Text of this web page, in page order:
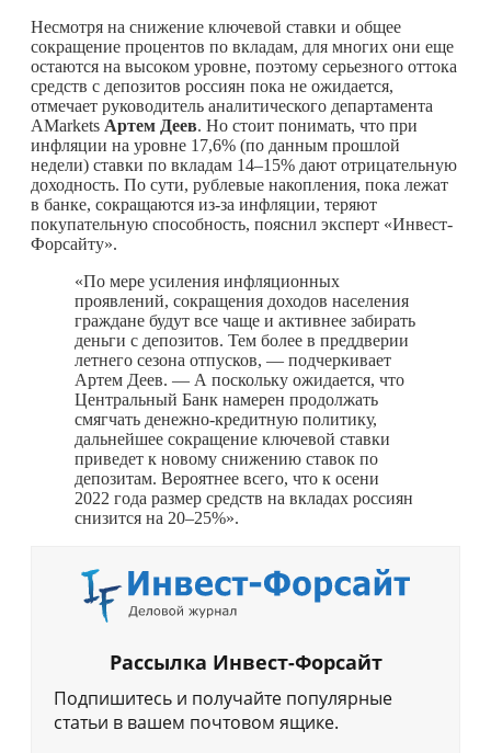
Несмотря на снижение ключевой ставки и общее
сокращение процентов по вкладам, для многих они еще
остаются на высоком уровне, поэтому серьезного оттока
средств с депозитов россиян пока не ожидается,
отмечает руководитель аналитического департамента
AMarkets Артем Деев. Но стоит понимать, что при
инфляции на уровне 17,6% (по данным прошлой
недели) ставки по вкладам 14–15% дают отрицательную
доходность. По сути, рублевые накопления, пока лежат
в банке, сокращаются из-за инфляции, теряют
покупательную способность, пояснил эксперт «Инвест-
Форсайту».
«По мере усиления инфляционных
проявлений, сокращения доходов населения
граждане будут все чаще и активнее забирать
деньги с депозитов. Тем более в преддверии
летнего сезона отпусков, — подчеркивает
Артем Деев. — А поскольку ожидается, что
Центральный Банк намерен продолжать
смягчать денежно-кредитную политику,
дальнейшее сокращение ключевой ставки
приведет к новому снижению ставок по
депозитам. Вероятнее всего, что к осени
2022 года размер средств на вкладах россиян
снизится на 20–25%».
Рассылка Инвест-Форсайт
Подпишитесь и получайте популярные
статьи в вашем почтовом ящике.